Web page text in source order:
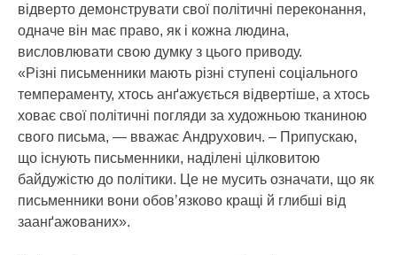
відверто демонструвати свої політичні переконання,
одначе він має право, як і кожна людина,
висловлювати свою думку з цього приводу.
«Різні письменники мають різні ступені соціального
темпераменту, хтось анґажується відвертіше, а хтось
ховає свої політичні погляди за художньою тканиною
свого письма, — вважає Андрухович. – Припускаю,
що існують письменники, наділені цілковитою
байдужістю до політики. Це не мусить означати, що як
письменники вони обов’язково кращі й глибші від
заанґажованих».